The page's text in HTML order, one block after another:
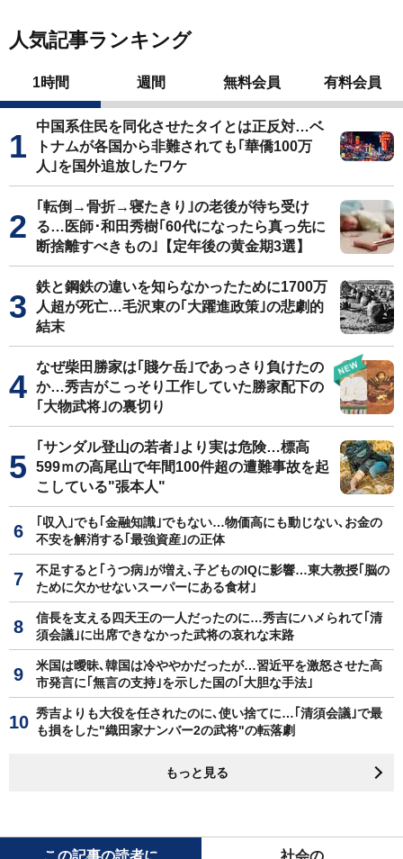
人気記事ランキング
1時間 週間 無料会員 有料会員
中国系住民を同化させたタイとは正反対…ベ
トナムが各国から非難されても｢華僑100万
人｣を国外追放したワケ
｢転倒→骨折→寝たきり｣の老後が待ち受け
る…医師･和田秀樹｢60代になったら真っ先に
断捨離すべきもの｣【定年後の黄金期3選】
鉄と鋼鉄の違いを知らなかったために1700万
人超が死亡…毛沢東の｢大躍進政策｣の悲劇的
結末
なぜ柴田勝家は｢賤ケ岳｣であっさり負けたの
か…秀吉がこっそり工作していた勝家配下の
｢大物武将｣の裏切り
｢サンダル登山の若者｣より実は危険…標高
599ｍの高尾山で年間100件超の遭難事故を起
こしている"張本人"
｢収入｣でも｢金融知識｣でもない…物価高にも動じない､お金の
不安を解消する｢最強資産｣の正体
不足すると｢うつ病｣が増え､子どものIQに影響…東大教授｢脳の
ために欠かせないスーパーにある食材｣
信長を支える四天王の一人だったのに…秀吉にハメられて｢清
須会議｣に出席できなかった武将の哀れな末路
米国は曖昧､韓国は冷ややかだったが…習近平を激怒させた高
市発言に｢無言の支持｣を示した国の｢大胆な手法｣
秀吉よりも大役を任されたのに､使い捨てに…｢清須会議｣で最
も損をした"織田家ナンバー2の武将"の転落劇
もっと見る
この記事の読者に 社会の